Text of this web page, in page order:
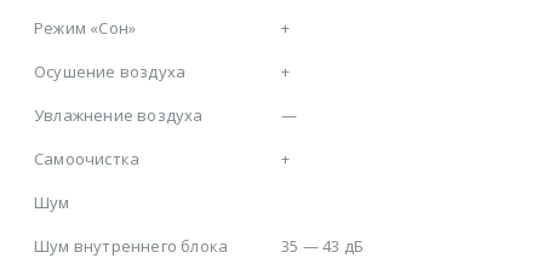
Режим «Сон»
+
Осушение воздуха
+
Увлажнение воздуха
—
Самоочистка
+
Шум
Шум внутреннего блока
35 — 43 дБ